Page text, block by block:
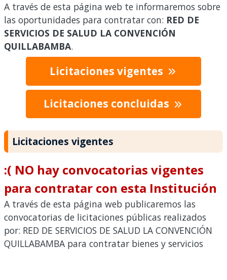
A través de esta página web te informaremos sobre
las oportunidades para contratar con: RED DE
SERVICIOS DE SALUD LA CONVENCIÓN
QUILLABAMBA.
Licitaciones vigentes
Licitaciones concluidas
Licitaciones vigentes
:( NO hay convocatorias vigentes
para contratar con esta Institución
A través de esta página web publicaremos las
convocatorias de licitaciones públicas realizados
por: RED DE SERVICIOS DE SALUD LA CONVENCIÓN
QUILLABAMBA para contratar bienes y servicios